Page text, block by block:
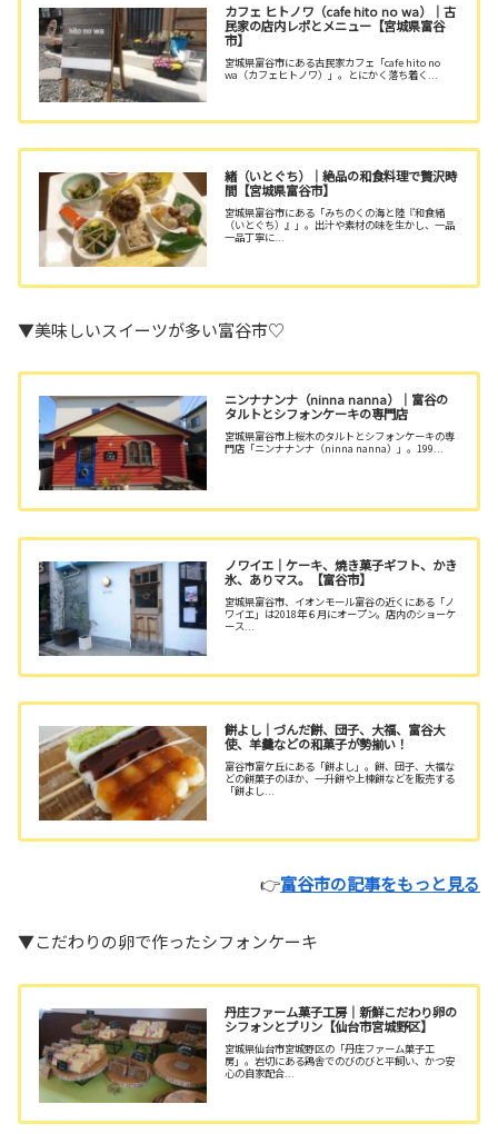
カフェ ヒトノワ（cafe hito no wa）｜古
民家の店内レポとメニュー【宮城県富谷
市】
宮城県富谷市にある古民家カフェ「cafe hito no
wa（カフェヒトノワ）」。とにかく落ち着く...
緒（いとぐち）｜絶品の和食料理で贅沢時
間【宮城県富谷市】
宮城県富谷市にある「みちのくの海と陸『和食緒
（いとぐち）』」。出汁や素材の味を生かし、一品
一品丁寧に...
▼美味しいスイーツが多い富谷市♡
ニンナナンナ（ninna nanna）｜富谷の
タルトとシフォンケーキの専門店
宮城県富谷市上桜木のタルトとシフォンケーキの専
門店「ニンナナンナ（ninna nanna）」。199...
ノワイエ｜ケーキ、焼き菓子ギフト、かき
氷、ありマス。【富谷市】
宮城県富谷市、イオンモール富谷の近くにある「ノ
ワイエ」は2018年６月にオープン。店内のショーケ
ース...
餅よし｜づんだ餅、団子、大福、富谷大
使、羊羹などの和菓子が勢揃い！
富谷市富ケ丘にある「餅よし」。餅、団子、大福な
どの餅菓子のほか、一升餅や上棟餅などを販売する
「餅よし...
👉富谷市の記事をもっと見る
▼こだわりの卵で作ったシフォンケーキ
丹庄ファーム菓子工房｜新鮮こだわり卵の
シフォンとプリン【仙台市宮城野区】
宮城県仙台市宮城野区の「丹庄ファーム菓子工
房」。岩切にある鶏舎でのびのびと平飼い、かつ安
心の自家配合...